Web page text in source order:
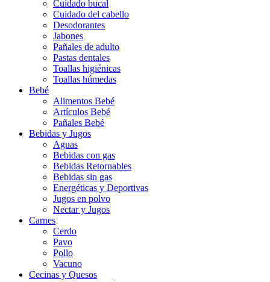
Cuidado bucal
Cuidado del cabello
Desodorantes
Jabones
Pañales de adulto
Pastas dentales
Toallas higiénicas
Toallas húmedas
Bebé
Alimentos Bebé
Artículos Bebé
Pañales Bebé
Bebidas y Jugos
Aguas
Bebidas con gas
Bebidas Retornables
Bebidas sin gas
Energéticas y Deportivas
Jugos en polvo
Nectar y Jugos
Carnes
Cerdo
Pavo
Pollo
Vacuno
Cecinas y Quesos